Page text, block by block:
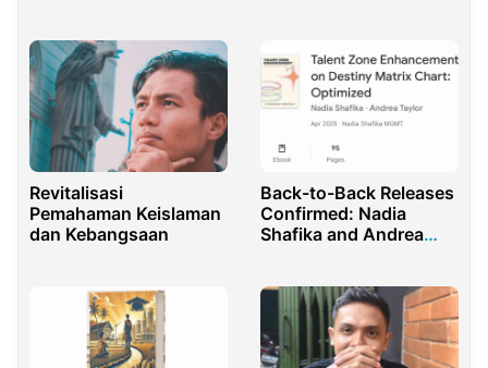
Revitalisasi
Pemahaman Keislaman
dan Kebangsaan
Back-to-Back Releases
Confirmed: Nadia
Shafika and Andrea